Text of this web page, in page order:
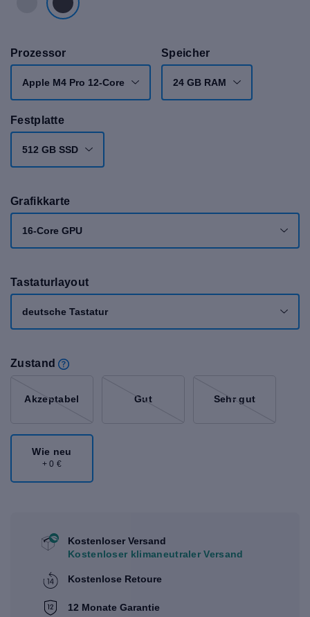
Prozessor
Apple M4 Pro 12-Core
Speicher
24 GB RAM
Festplatte
512 GB SSD
Grafikkarte
16-Core GPU
Tastaturlayout
deutsche Tastatur
Zustand
Akzeptabel Gut Sehr gut
Wie neu
+ 0 €
Kostenloser Versand
Kostenloser klimaneutraler Versand
Kostenlose Retoure
12 Monate Garantie